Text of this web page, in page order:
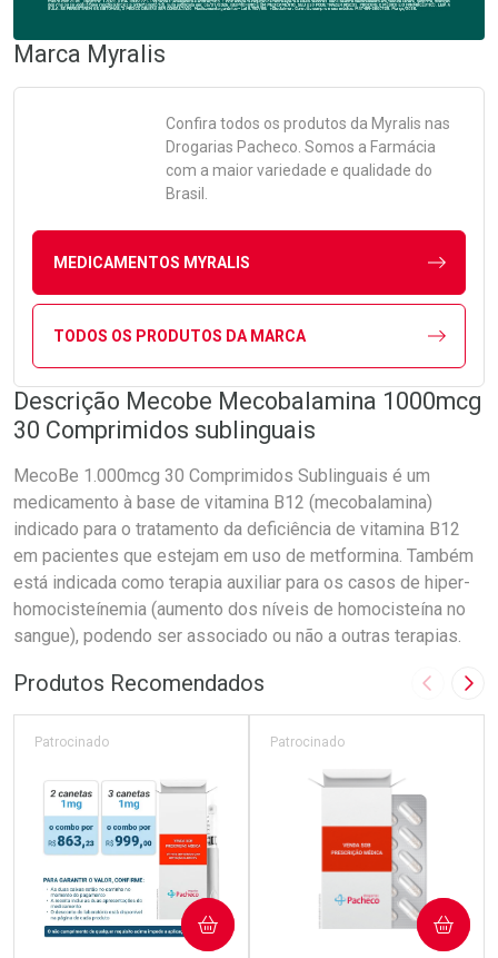
Marca Myralis
Confira todos os produtos da Myralis nas
Drogarias Pacheco. Somos a Farmácia
com a maior variedade e qualidade do
Brasil.
MEDICAMENTOS MYRALIS
TODOS OS PRODUTOS DA MARCA
Descrição Mecobe Mecobalamina 1000mcg
30 Comprimidos sublinguais
MecoBe 1.000mcg 30 Comprimidos Sublinguais é um
medicamento à base de vitamina B12 (mecobalamina)
indicado para o tratamento da deficiência de vitamina B12
em pacientes que estejam em uso de metformina. Também
está indicada como terapia auxiliar para os casos de hiper-
homocisteínemia (aumento dos níveis de homocisteína no
sangue), podendo ser associado ou não a outras terapias.
Produtos Recomendados Imagem
Patrocinado
COMPRAR
Patrocinado
COMPRAR